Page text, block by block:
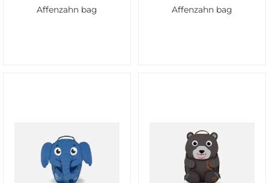
Affenzahn bag
Affenzahn bag